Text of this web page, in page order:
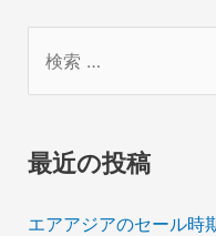
象
最近の投稿
エアアジアのセール時